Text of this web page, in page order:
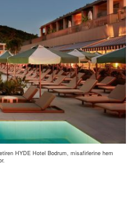
HYDE Hotel Bodrum, misafirlerine hem